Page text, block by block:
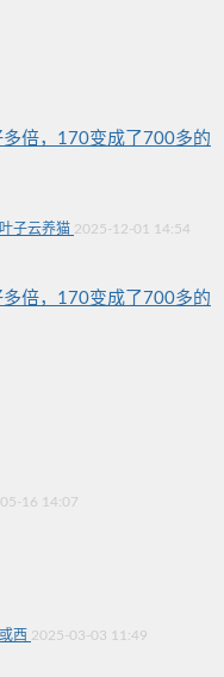
倍，170变成了700多的
子云养猫 2025-12-01 14:54
倍，170变成了700多的
16 14:07
西 2025-03-03 11:49